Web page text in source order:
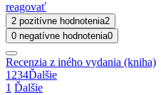
reagovať
2 pozitívne hodnotenia2
0 negatívne hodnotenia0
Recenzia z iného vydania (kniha)
1234Ďalšie
1 Ďalšie